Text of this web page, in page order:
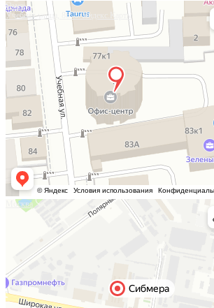
Омск
Учебная улица, 86 — Яндекс.Карты
Москва